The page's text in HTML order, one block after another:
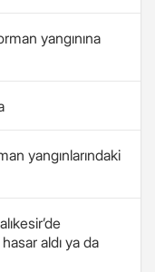
yangınına
yangınlarındaki
aldı ya da